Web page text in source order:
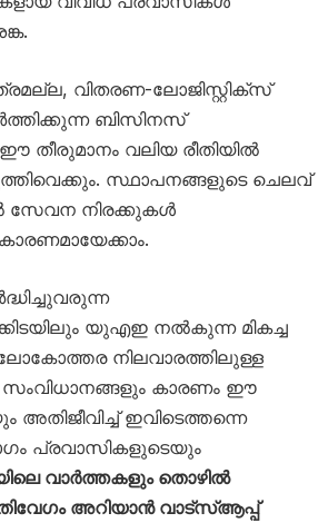
വിതരണ-ലോജിസ്റ്റിക്സ്
ബിസിനസ്
തീരുമാനം വലിയ രീതിയിൽ
സ്ഥാപനങ്ങളുടെ ചെലവ്
സേവന നിരക്കുകൾ
യുഎഇ നൽകുന്ന മികച്ച
നിലവാരത്തിലുള്ള
കാരണം ഈ
ഇവിടെത്തന്നെ
പ്രവാസികളുടെയും
വാർത്തകളും തൊഴിൽ
അറിയാൻ വാട്സ്ആപ്പ്